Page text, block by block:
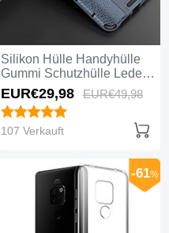
Silikon Hülle Handyhülle
Gummi Schutzhülle Leder
Tasche mit Magnetisch
Fingerring Ständer T05 für
Huawei Mate 20 Blau
EUR€29,98 EUR€49,98
107 Verkauft
-61%